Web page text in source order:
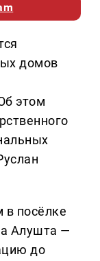
домов
этом
посёлке
Алушта —
до